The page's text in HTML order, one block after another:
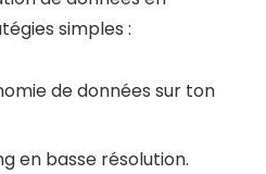
simples :
de données sur ton
en basse résolution.